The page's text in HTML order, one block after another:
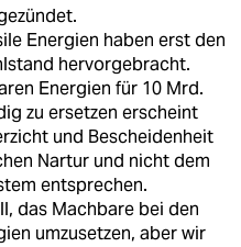
Energien haben erst den
hervorgebracht.
Energien für 10 Mrd.
zu ersetzen erscheint
und Bescheidenheit
Nartur und nicht dem
entsprechen.
das Machbare bei den
umzusetzen, aber wir